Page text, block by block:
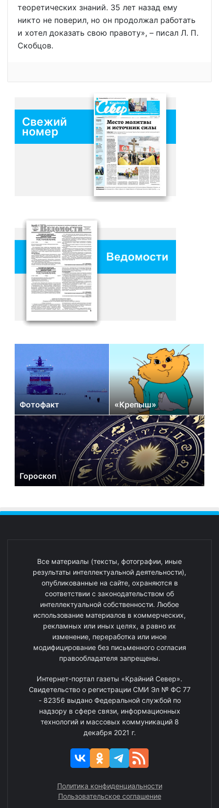
теоретических знаний. 35 лет назад ему
никто не поверил, но он продолжал работать
и хотел доказать свою правоту», – писал Л. П.
Скобцов.
Свежий
номер
Фотофакт «Крепыш»
Гороскоп
Все материалы (тексты, фотографии, иные
результаты интеллектуальной деятельности),
опубликованные на сайте, охраняются в
соответствии с законодательством об
интеллектуальной собственности. Любое
использование материалов в коммерческих,
рекламных или иных целях, а равно их
изменение, переработка или иное
модифицирование без письменного согласия
правообладателя запрещены.
Интернет-портал газеты «Крайний Север».
Свидетельство о регистрации СМИ Эл № ФС 77
- 82356 выдано Федеральной службой по
надзору в сфере связи, информационных
технологий и массовых коммуникаций 8
декабря 2021 г.
Политика конфиденциальности
Пользовательское соглашение